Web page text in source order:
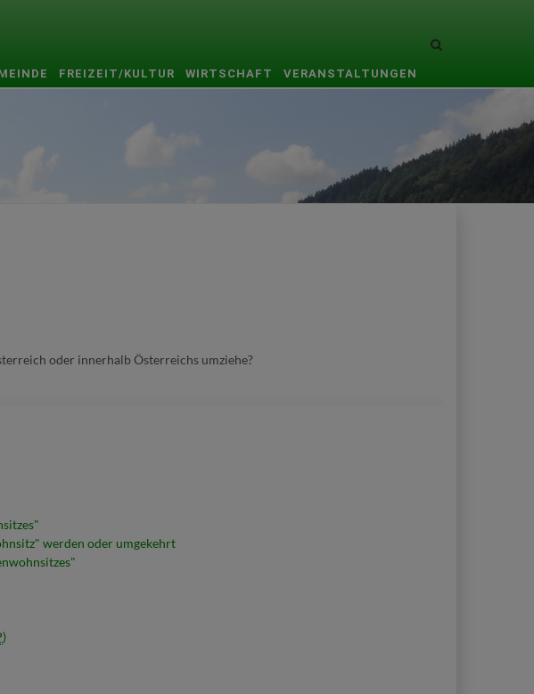
Site
FREIZEIT/KULTUR WIRTSCHAFT VERANSTALTUNGEN
oder innerhalb Österreichs umziehe?
werden oder umgekehrt
)